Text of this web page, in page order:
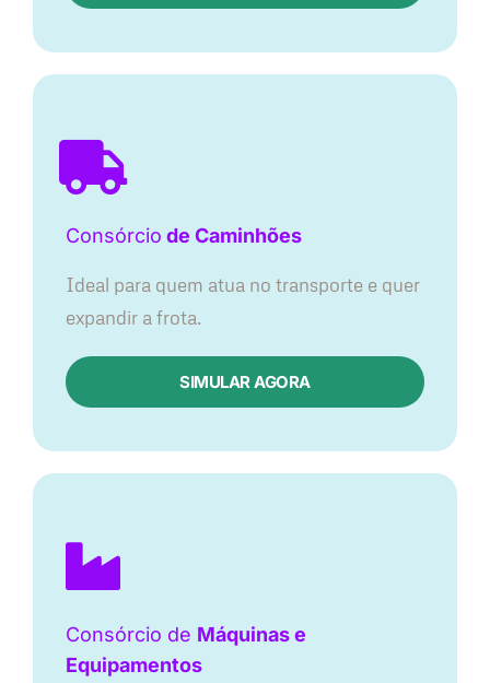
Consórcio de Caminhões
Ideal para quem atua no transporte e quer
expandir a frota.
SIMULAR AGORA
Consórcio de Máquinas e
Equipamentos